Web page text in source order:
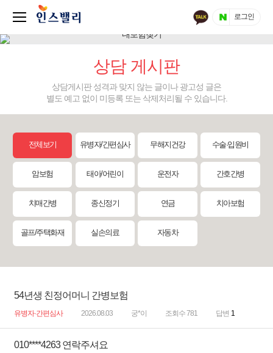
로그인
상담 게시판
상담게시판 성격과 맞지 않는 글이나 광고성 글은
별도 예고 없이 미등록 또는 삭제처리될 수 있습니다.
전체보기 유병자/간편심사 무해지건강 수술·입원비
암보험 태아/어린이 운전자 간호간병
치매간병 종신정기 연금 치아보험
골프/주택화재 실손의료 자동차
54년생 친정어머니 간병보험
유병자·간편심사 2026.08.03 궁*이 조회수 781 답변 1
010****4263 연락주셔요